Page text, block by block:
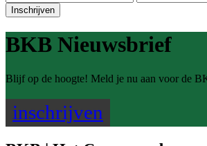
BKB Nieuwsbrief
Blijf op de hoogte! Meld je nu aan voor de
inschrijven